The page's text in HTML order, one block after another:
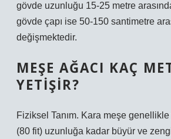
gövde uzunluğu 15-25 metre
gövde çapı ise 50-150 santimetre
değişmektedir.
MEŞE AĞACI KAÇ
YETIŞIR?
Fiziksel Tanım. Kara meşe
(80 fit) uzunluğa kadar büyür ve